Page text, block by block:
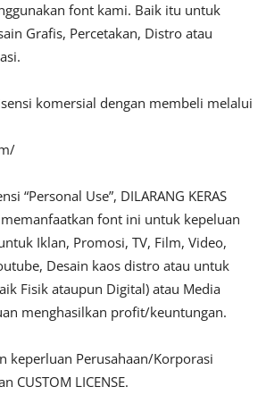
font kami. Baik itu untuk
Grafis, Percetakan, Distro atau
komersial dengan membeli melalui
“Personal Use”, DILARANG KERAS
font ini untuk kepeluan
Iklan, Promosi, TV, Film, Video,
Desain kaos distro atau untuk
Fisik ataupun Digital) atau Media
menghasilkan profit/keuntungan.
keperluan Perusahaan/Korporasi
CUSTOM LICENSE.